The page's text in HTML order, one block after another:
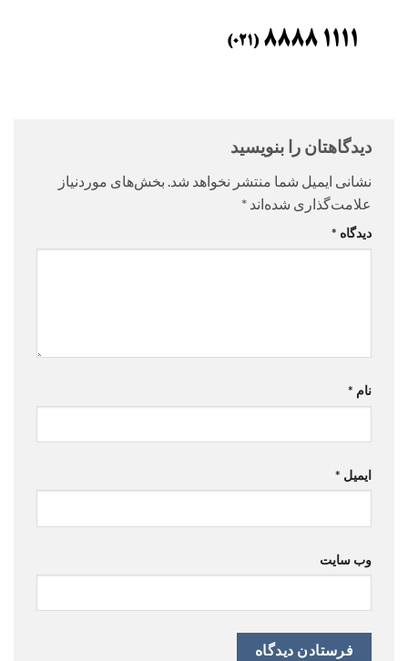
دیدگاهتان را بنویسید
نشانی ایمیل شما منتشر نخواهد شد. بخش‌های موردنیاز
علامت‌گذاری شده‌اند *
دیدگاه *
نام *
ایمیل *
وب‌ سایت